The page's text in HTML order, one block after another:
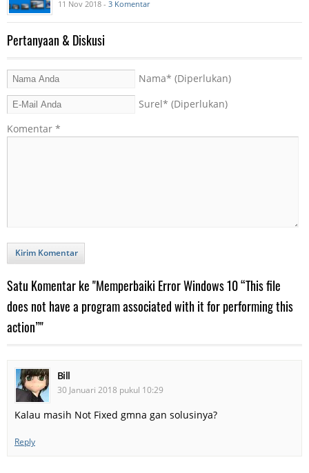
11 Nov 2018 - 3 Komentar
Pertanyaan & Diskusi
Nama* (Diperlukan)
Surel* (Diperlukan)
Komentar *
Kirim Komentar
Satu Komentar ke "Memperbaiki Error Windows 10 “This file
does not have a program associated with it for performing this
action”"
Bill
30 Januari 2018 pukul 10:29
Kalau masih Not Fixed gmna gan solusinya?
Reply